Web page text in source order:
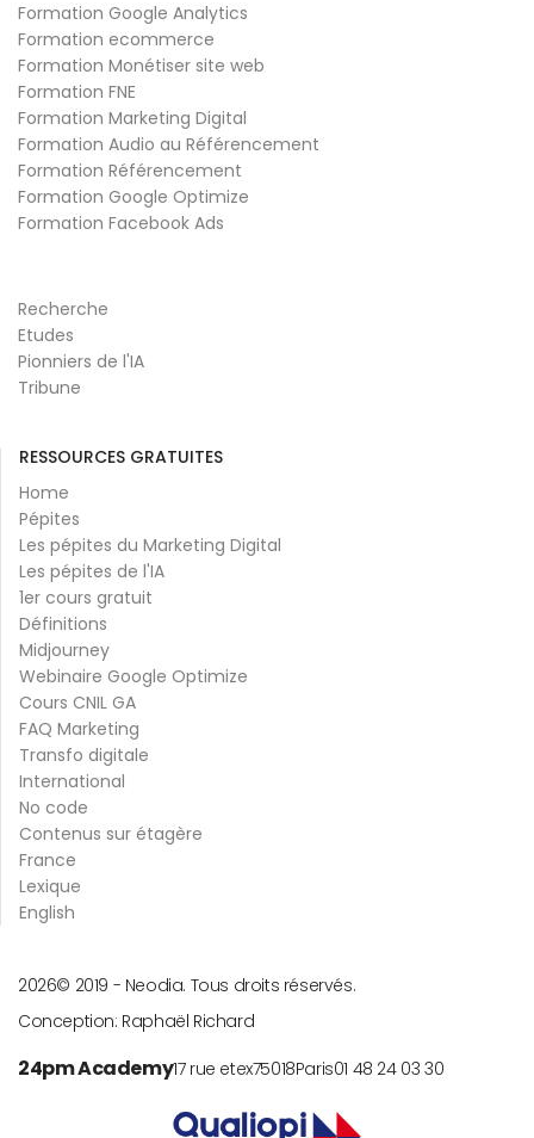
Formation Google Analytics
Formation ecommerce
Formation Monétiser site web
Formation FNE
Formation Marketing Digital
Formation Audio au Référencement
Formation Référencement
Formation Google Optimize
Formation Facebook Ads
Recherche
Etudes
Pionniers de l'IA
Tribune
RESSOURCES GRATUITES
Home
Pépites
Les pépites du Marketing Digital
Les pépites de l'IA
1er cours gratuit
Définitions
Midjourney
Webinaire Google Optimize
Cours CNIL GA
FAQ Marketing
Transfo digitale
International
No code
Contenus sur étagère
France
Lexique
English
© 2019 -
2026
Neodia. Tous droits réservés.
Conception: Raphaël Richard
24pm Academy17 rue etex75018Paris01 48 24 03 30